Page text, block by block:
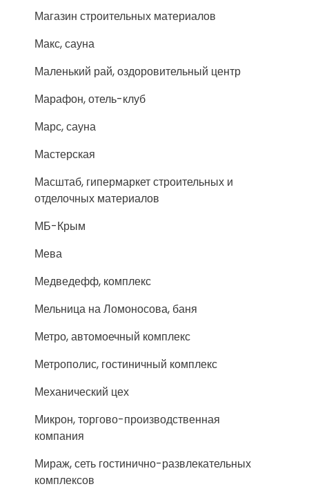
Магазин строительных материалов
Макс, сауна
Маленький рай, оздоровительный центр
Марафон, отель-клуб
Марс, сауна
Мастерская
Масштаб, гипермаркет строительных и
отделочных материалов
МБ-Крым
Мева
Медведефф, комплекс
Мельница на Ломоносова, баня
Метро, автомоечный комплекс
Метрополис, гостиничный комплекс
Механический цех
Микрон, торгово-производственная
компания
Мираж, сеть гостинично-развлекательных
комплексов